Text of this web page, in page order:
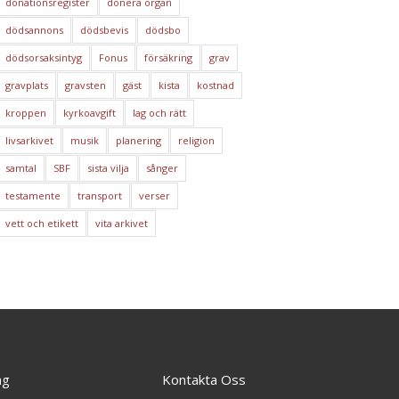
dödsannons dödsbevis dödsbo
dödsorsaksintyg Fonus försäkring grav
gravplats gravsten gäst kista kostnad
kroppen kyrkoavgift lag och rätt
livsarkivet musik planering religion
samtal SBF sista vilja sånger
testamente transport verser
vett och etikett vita arkivet
Kontakta Oss